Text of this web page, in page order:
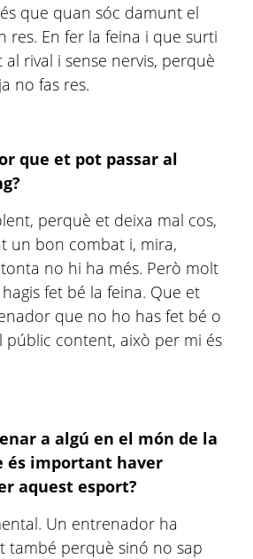
que quan sóc damunt el
res. En fer la feina i que surti
rival i sense nervis, perquè
no fas res.
que et pot passar al
perquè et deixa mal cos,
un bon combat i, mira,
no hi ha més. Però molt
fet bé la feina. Que et
que no ho has fet bé o
públic content, això per mi és
a algú en el món de la
és important haver
aquest esport?
Un entrenador ha
també perquè sinó no sap